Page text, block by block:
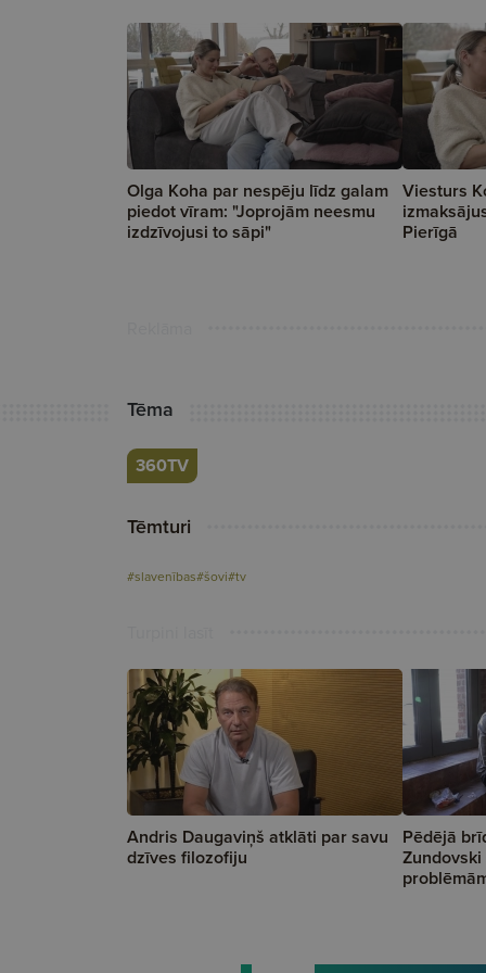
Olga Koha par nespēju līdz galam
piedot vīram: "Joprojām neesmu
izdzīvojusi to sāpi"
Viesturs
Pierīgā
Tēma
360TV
Tēmturi
#slavenības#šovi#tv
Andris Daugaviņš atklāti par savu
dzīves filozofiju
Pēdējā